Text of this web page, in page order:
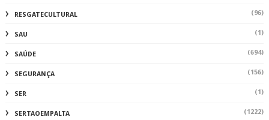
RESGATECULTURAL (96)
SAU (1)
SAÚDE (694)
SEGURANÇA (156)
SER (1)
SERTAOEMPALTA (1222)